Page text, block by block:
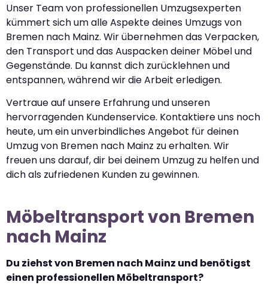
Unser Team von professionellen Umzugsexperten
kümmert sich um alle Aspekte deines Umzugs von
Bremen nach Mainz. Wir übernehmen das Verpacken,
den Transport und das Auspacken deiner Möbel und
Gegenstände. Du kannst dich zurücklehnen und
entspannen, während wir die Arbeit erledigen.
Vertraue auf unsere Erfahrung und unseren
hervorragenden Kundenservice. Kontaktiere uns noch
heute, um ein unverbindliches Angebot für deinen
Umzug von Bremen nach Mainz zu erhalten. Wir
freuen uns darauf, dir bei deinem Umzug zu helfen und
dich als zufriedenen Kunden zu gewinnen.
Möbeltransport von Bremen
nach Mainz
Du ziehst von Bremen nach Mainz und benötigst
einen professionellen Möbeltransport?